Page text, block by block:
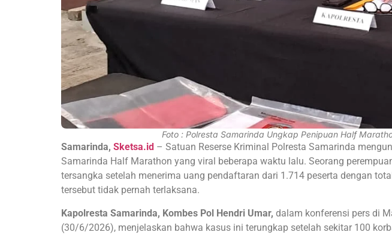
Foto : Polresta Samarinda Ungkap Penipuan Half
Samarinda, Sketsa.id – Satuan Reserse Kriminal Polresta Samarinda
Samarinda Half Marathon yang viral beberapa waktu lalu. Seorang
tersangka setelah menerima uang pendaftaran dari 1.714 peserta dengan
tersebut tidak pernah terlaksana.
Kapolresta Samarinda, Kombes Pol Hendri Umar, dalam konferensi pers di
(30/6/2026), menjelaskan bahwa kasus ini terungkap setelah sekitar 100